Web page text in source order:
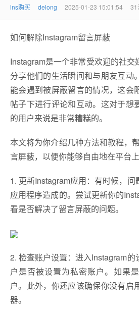
元,instagram小号批发渠道,ins账
ins购买 delong 2025-01-23 15:01:54 31
如何解除Instagram留言屏蔽
Instagram是一个非常受欢迎的社
分享他们的生活瞬间和与朋友互动
能会遇到被屏蔽留言的情况，这会
帖子下进行评论和互动。这对于想
的用户来说是非常糟糕的。
本文将为你介绍几种方法和教程，
言屏蔽，以便你能够自由地在平台上
1. 更新Instagram应用：有时候，
应用程序造成的。尝试更新你的
看是否解决了留言屏蔽的问题。
2. 检查账户设置：进入Instagram
户是否被设置为私密账户。如果
户。此外，你还应该确保你没有启
器。